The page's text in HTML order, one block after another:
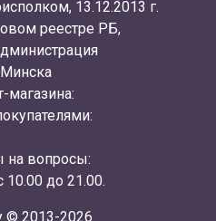
13.12.2013 г.
реестре РБ,
Минска
магазина:
на вопросы:
до 21.00.
© 2013-2026